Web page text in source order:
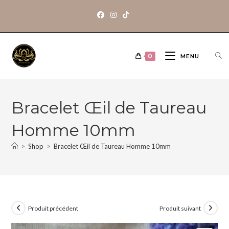
0 MENU
Bracelet Œil de Taureau
Homme 10mm
> Shop > Bracelet Œil de Taureau Homme 10mm
Produit précédent Produit suivant